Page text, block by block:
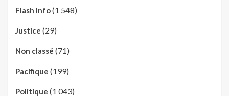
Flash Info(1 548)
Justice (29)
Non classé (71)
Pacifique (199)
Politique (1 043)